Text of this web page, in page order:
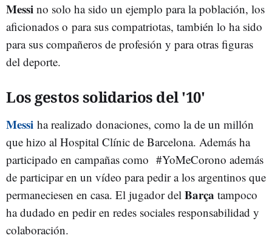
Messi no solo ha sido un ejemplo para la población, los
aficionados o para sus compatriotas, también lo ha sido
para sus compañeros de profesión y para otras figuras
del deporte.
Los gestos solidarios del '10'
Messi ha realizado donaciones, como la de un millón
que hizo al Hospital Clínic de Barcelona. Además ha
participado en campañas como #YoMeCorono además
de participar en un vídeo para pedir a los argentinos que
permaneciesen en casa. El jugador del Barça tampoco
ha dudado en pedir en redes sociales responsabilidad y
colaboración.